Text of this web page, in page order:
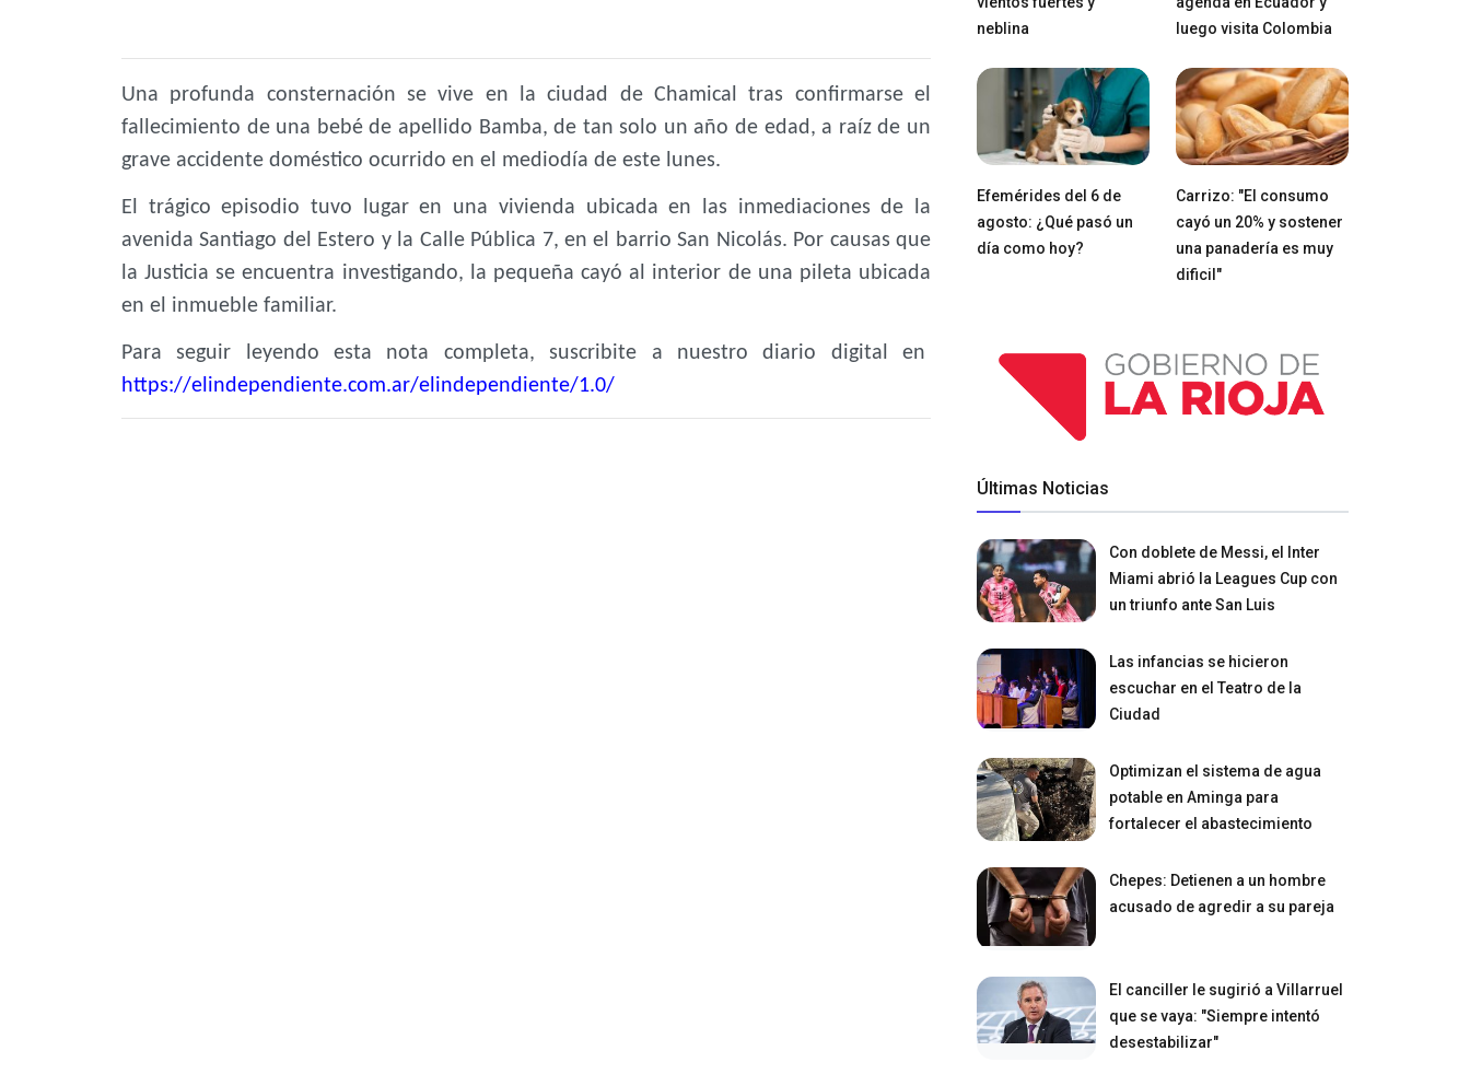
Una profunda consternación se vive en la ciudad de Chamical tras confirmarse el
fallecimiento de una bebé de apellido Bamba, de tan solo un año de edad, a raíz de un
grave accidente doméstico ocurrido en el mediodía de este lunes.
El trágico episodio tuvo lugar en una vivienda ubicada en las inmediaciones de la
avenida Santiago del Estero y la Calle Pública 7, en el barrio San Nicolás. Por causas que
la Justicia se encuentra investigando, la pequeña cayó al interior de una pileta ubicada
en el inmueble familiar.
Para seguir leyendo esta nota completa, suscribite a nuestro diario digital en
https://elindependiente.com.ar/elindependiente/1.0/
neblina
luego visita Colombia
Efemérides del 6 de
agosto: ¿Qué pasó un
día como hoy?
Carrizo: "El consumo
cayó un 20% y sostener
una panadería es muy
dificil"
Últimas Noticias
Con doblete de Messi, el Inter
Miami abrió la Leagues Cup con
un triunfo ante San Luis
Las infancias se hicieron
escuchar en el Teatro de la
Ciudad
Optimizan el sistema de agua
potable en Aminga para
fortalecer el abastecimiento
Chepes: Detienen a un hombre
acusado de agredir a su pareja
El canciller le sugirió a Villarruel
que se vaya: "Siempre intentó
desestabilizar"